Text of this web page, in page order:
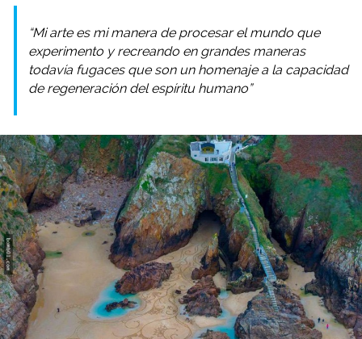
“Mi arte es mi manera de procesar el mundo que
experimento y recreando en grandes maneras
todavía fugaces que son un homenaje a la capacidad
de regeneración del espíritu humano”